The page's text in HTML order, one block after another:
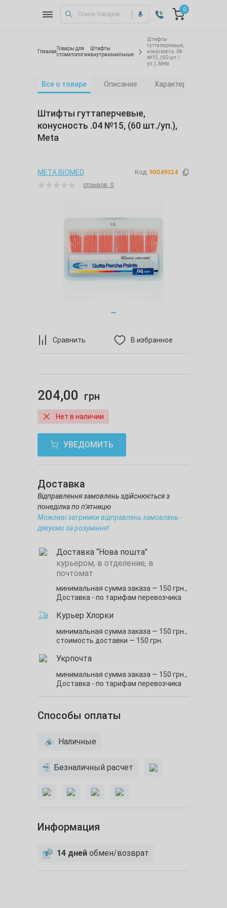
0
Главная
Товары для
стоматологии
Штифты
внутриканальные
Штифты
гуттаперчевые,
конусность .04
№15, (60 шт./
уп.), Meta
Все о товаре Описание Характеристики
Сравнить В избранное
Штифты гуттаперчевые,
конусность .04 №15, (60 шт./уп.),
Meta
META BIOMED Код: 90049024
отзывов: 0
204,00 грн
Нет в наличии
УВЕДОМИТЬ
Доставка
Відправлення замовлень здійснюється з
понеділка по п'ятницю
Можливі затримки відправлень замовлень -
дякуємо за розуміння!
Доставка “Нова пошта”
курьером, в отделение, в
почтомат
минимальная сумма заказа — 150 грн.,
Доставка - по тарифам перевозчика
Курьер Хлорки
минимальная сумма заказа — 150 грн.,
стоимость доставки — 150 грн.
Укрпочта
минимальная сумма заказа — 150 грн.,
Доставка - по тарифам перевозчика
Способы оплаты
Наличные
Безналичный расчет
Информация
14 дней обмен/возврат